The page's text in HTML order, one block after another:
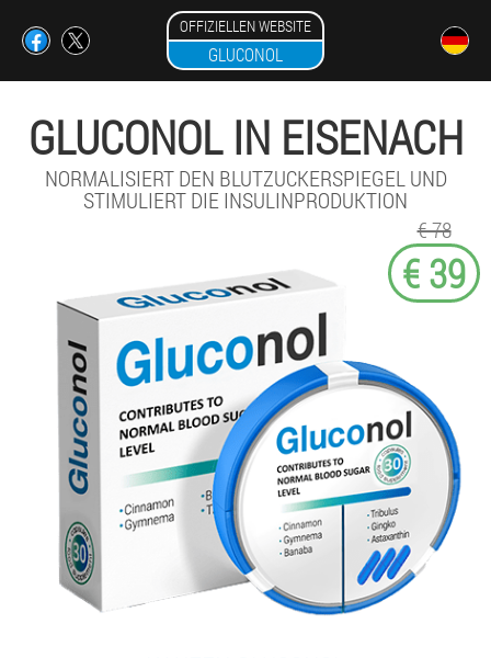
OFFIZIELLEN WEBSITE
GLUCONOL
GLUCONOL IN EISENACH
NORMALISIERT DEN BLUTZUCKERSPIEGEL UND
STIMULIERT DIE INSULINPRODUKTION
€ 78
€ 39